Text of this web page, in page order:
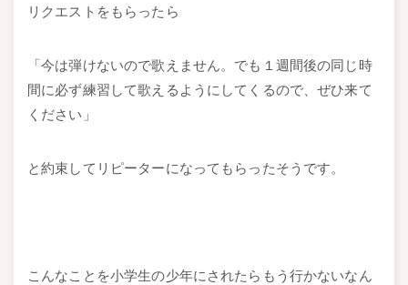
リクエストをもらったら
「今は弾けないので歌えません。でも１週間後の同じ時
間に必ず練習して歌えるようにしてくるので、ぜひ来て
ください」
と約束してリピーターになってもらったそうです。
こんなことを小学生の少年にされたらもう行かないなん